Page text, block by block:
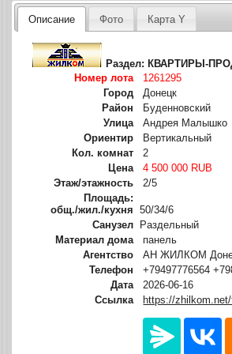
Описание Фото Карта Y
Раздел:КВАРТИРЫ-
Номер лота
1261295
Город
Донецк
Район
Буденновский
Улица
Андрея Малышко
Ориентир
Вертикальный
Кол. комнат
2
Цена
4 500 000 RUB
Этаж/этажность
2/5
Площадь:
общ./жил./кухня
50/34/6
Санузел Раздельный
Материал дома
панель
Агентство
АН ЖИЛКОМ
Телефон
+79497776564
Дата
2026-06-16
Ссылка
https://